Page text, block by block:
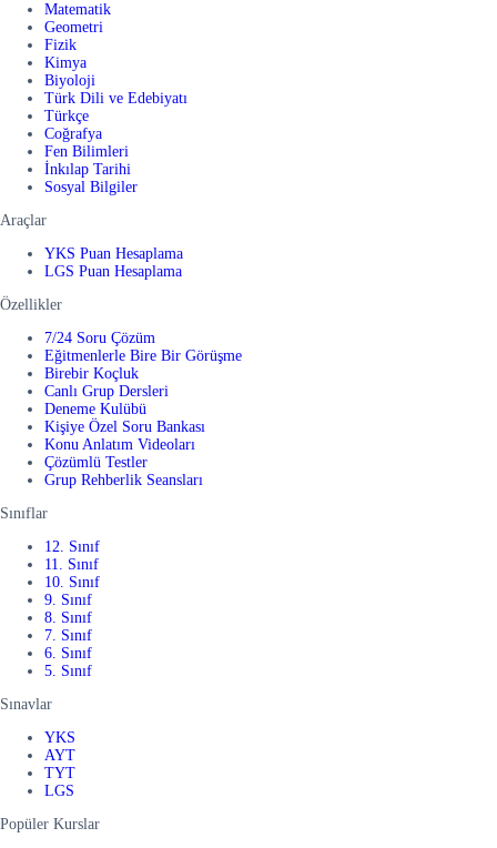
Matematik
Geometri
Fizik
Kimya
Biyoloji
Türk Dili ve Edebiyatı
Türkçe
Coğrafya
Fen Bilimleri
İnkılap Tarihi
Sosyal Bilgiler
Araçlar
YKS Puan Hesaplama
LGS Puan Hesaplama
Özellikler
7/24 Soru Çözüm
Eğitmenlerle Bire Bir Görüşme
Birebir Koçluk
Canlı Grup Dersleri
Deneme Kulübü
Kişiye Özel Soru Bankası
Konu Anlatım Videoları
Çözümlü Testler
Grup Rehberlik Seansları
Sınıflar
12. Sınıf
11. Sınıf
10. Sınıf
9. Sınıf
8. Sınıf
7. Sınıf
6. Sınıf
5. Sınıf
Sınavlar
YKS
AYT
TYT
LGS
Popüler Kurslar